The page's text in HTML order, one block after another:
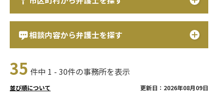
相談内容から弁護士を探す
35 件中 1 - 30件の事務所を表示
並び順について 更新日：2026年08月09日